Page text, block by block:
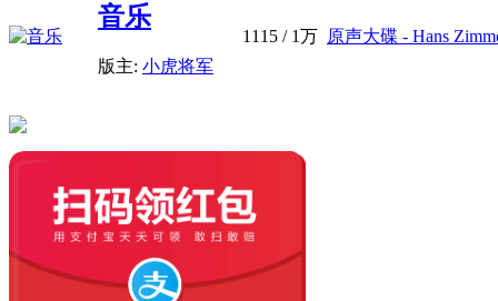
音乐
版主: 小虎将军
1115 / 1万 原声大碟 - Hans